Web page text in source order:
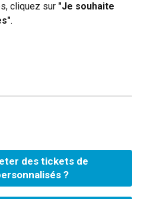
cliquez sur "Je souhaite
.
des tickets de
?